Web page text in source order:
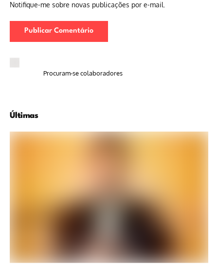
Notifique-me sobre novas publicações por e-mail.
Procuram-se colaboradores
Últimas